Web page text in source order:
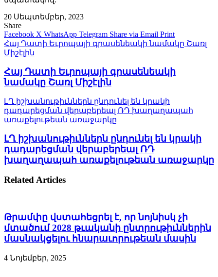
20 Սեպտեմբեր, 2023
Share
Facebook X WhatsApp Telegram Share via Email Print
Հայ Դատի Եւրոպայի գրասենեակի նամակը Շառլ
Միշէլին
Հայ Դատի Եւրոպայի գրասենեակի
նամակը Շառլ Միշէլին
ԼՂ իշխանութիւններն ընդունել են կրակի
դադարեցման վերաբերեալ ՌԴ խաղաղապահ
առաքելութեան առաջարկը
ԼՂ իշխանութիւններն ընդունել են կրակի
դադարեցման վերաբերեալ ՌԴ
խաղաղապահ առաքելութեան առաջարկը
Related Articles
Թրամփը վստահեցրել է, որ նոյնիսկ չի
մտածում 2028 թւականի ընտրութիւններին
մասնակցելու հնարաւորութեան մասին
4 Նոյեմբեր, 2025